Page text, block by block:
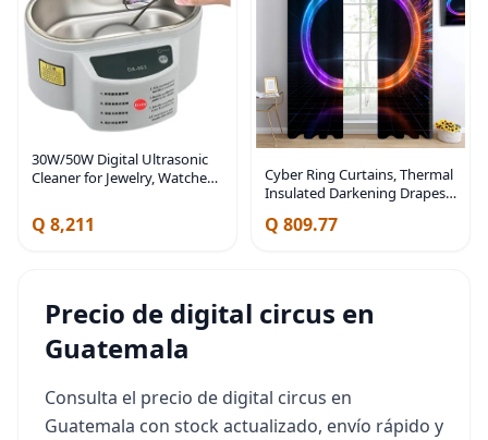
30W/50W Digital Ultrasonic
Cleaner for Jewelry, Watches
Frequency Deep Cleaning
Machine for Stain Removal &
Q 8,211
Cyber Ring Curtains, Thermal
Insulated Darkening Drapes
Futuristic Neon Circle Digital
Q 809.77
Precio de digital circus en
Guatemala
Consulta el precio de digital circus en
Guatemala con stock actualizado, envío rápido y